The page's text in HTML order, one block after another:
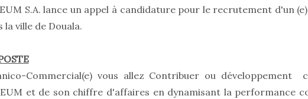
S.A. lance un appel à candidature pour le recrutement d'un
la ville de Douala.
Commercial(e) vous allez Contribuer ou développement
et de son chiffre d'affaires en dynamisant la performance